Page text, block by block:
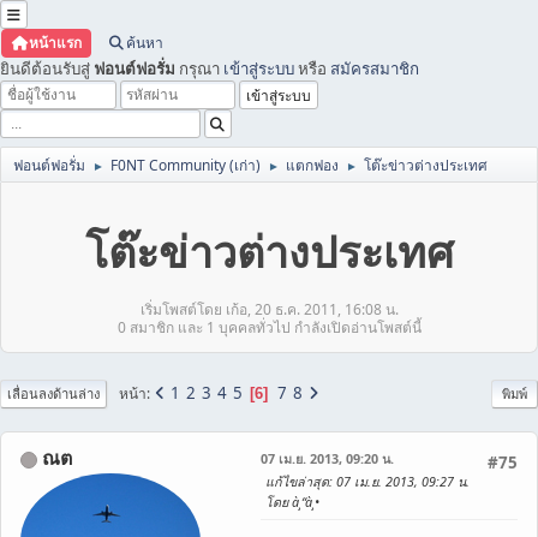
หน้าแรก ค้นหา
ยินดีต้อนรับสู่ ฟอนต์ฟอรั่ม กรุณา เข้าสู่ระบบหรือ สมัครสมาชิก
ฟอนต์ฟอรั่ม ► F0NT Community (เก่า) ► แตกฟอง ► โต๊ะข่าวต่างประเทศ
โต๊ะข่าวต่างประเทศ
เริ่มโพสต์โดย เก้อ, 20 ธ.ค. 2011, 16:08 น.
0 สมาชิก และ 1 บุคคลทั่วไป กำลังเปิดอ่านโพสต์นี้
พิมพ์
เลื่อนลงด้านล่าง หน้า 1 2 3 4 5 6 7 8
ณต #75
07 เม.ย. 2013, 09:20 น.
แก้ไขล่าสุด: 07 เม.ย. 2013, 09:27 น.
โดย à¸“à¸•